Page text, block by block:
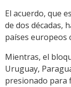
El acuerdo, que
de dos décadas,
países europeos
Mientras, el
Uruguay,
presionado para